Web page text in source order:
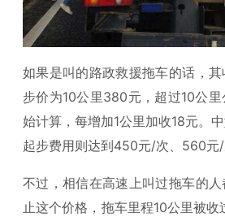
如果是叫的路政救援拖车的话，
步价为10公里380元，超过10公
始计算，每增加1公里加收18元。
起步费用则达到450元/次、560元/
不过，相信在高速上叫过拖车的
止这个价格，拖车里程10公里被